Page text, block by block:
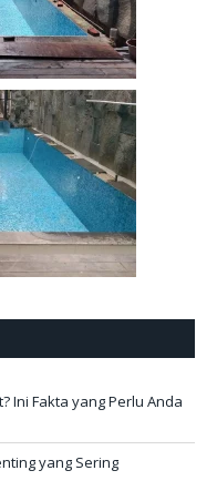
Ini Fakta yang Perlu Anda
yang Sering